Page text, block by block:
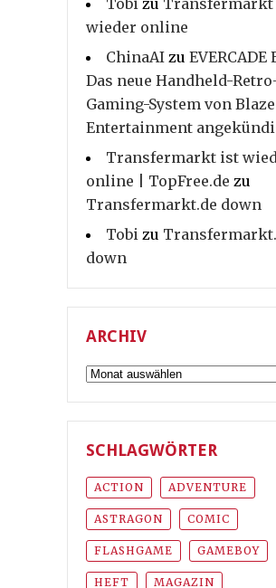
Tobi zu
wieder online
ChinaAI zu EVERCADE
Das neue Handheld-
Gaming-System von Blaze
Entertainment
Transfermarkt ist
online | TopFree.de zu
Transfermarkt.de down
Tobi zu
down
ARCHIV
Archiv
SCHLAGWÖRTER
ACTION ADVENTURE
ASTRAGON COMIC
FLASHGAME GAMEBOY
HEFT MAGAZIN